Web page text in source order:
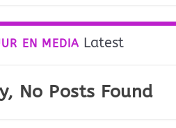
EN MEDIA Latest
No Posts Found